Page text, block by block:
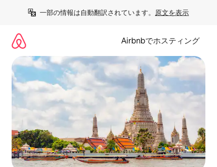
一部の情報は自動翻訳されています。 原文を表示
Airbnbでホスティング